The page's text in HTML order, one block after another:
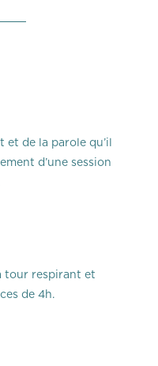
de la parole qu’il
d’une session
tour respirant et
de 4h.